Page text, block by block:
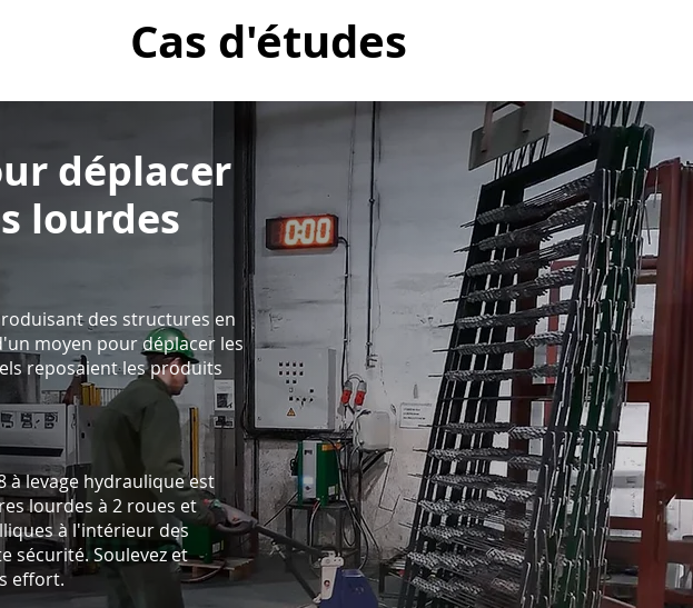
Cas d'études
déplacer
lourdes
des structures en
moyen pour déplacer les
reposaient les produits
à levage hydraulique est
lourdes à 2 roues et
à l'intérieur des
sécurité. Soulevez et
effort.